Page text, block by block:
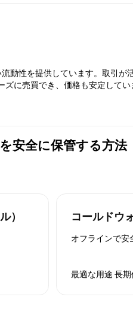
動性を提供しています。取引が
に売買でき、価格も安定してい
安全に保管する方法
） コールドウ
オフラインで安
最適な用途 長